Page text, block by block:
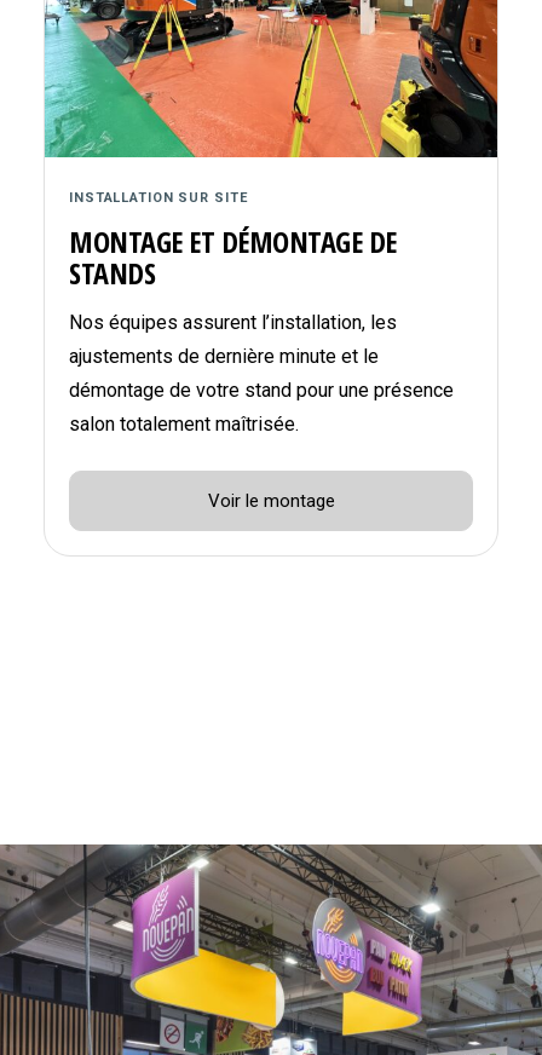
INSTALLATION SUR SITE
MONTAGE ET DÉMONTAGE DE
STANDS
Nos équipes assurent l’installation, les
ajustements de dernière minute et le
démontage de votre stand pour une présence
salon totalement maîtrisée.
Voir le montage